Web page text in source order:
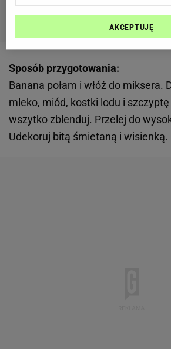
Sposób przygotowania:
Banana połam i włóż do miksera.
mleko, miód, kostki lodu i szczyptę
wszytko zblenduj. Przelej do
Udekoruj bitą śmietaną i wisienką.
AKCEPTUJĘ